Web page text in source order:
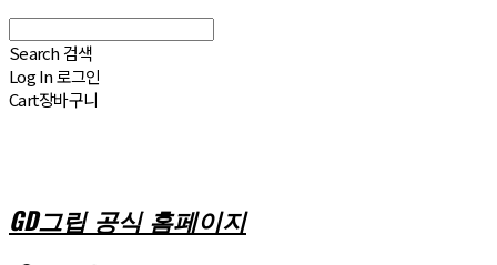
Search 검색
Log In로그인
Cart장바구니
GD그립 공식 홈페이지